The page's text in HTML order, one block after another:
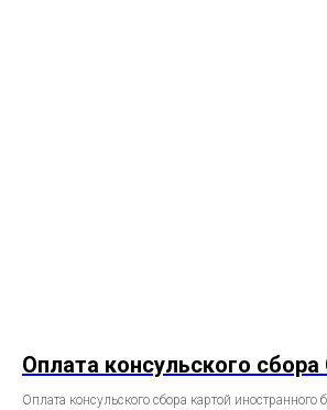
Оплата консульского
Оплата консульского сбора картой иностранного